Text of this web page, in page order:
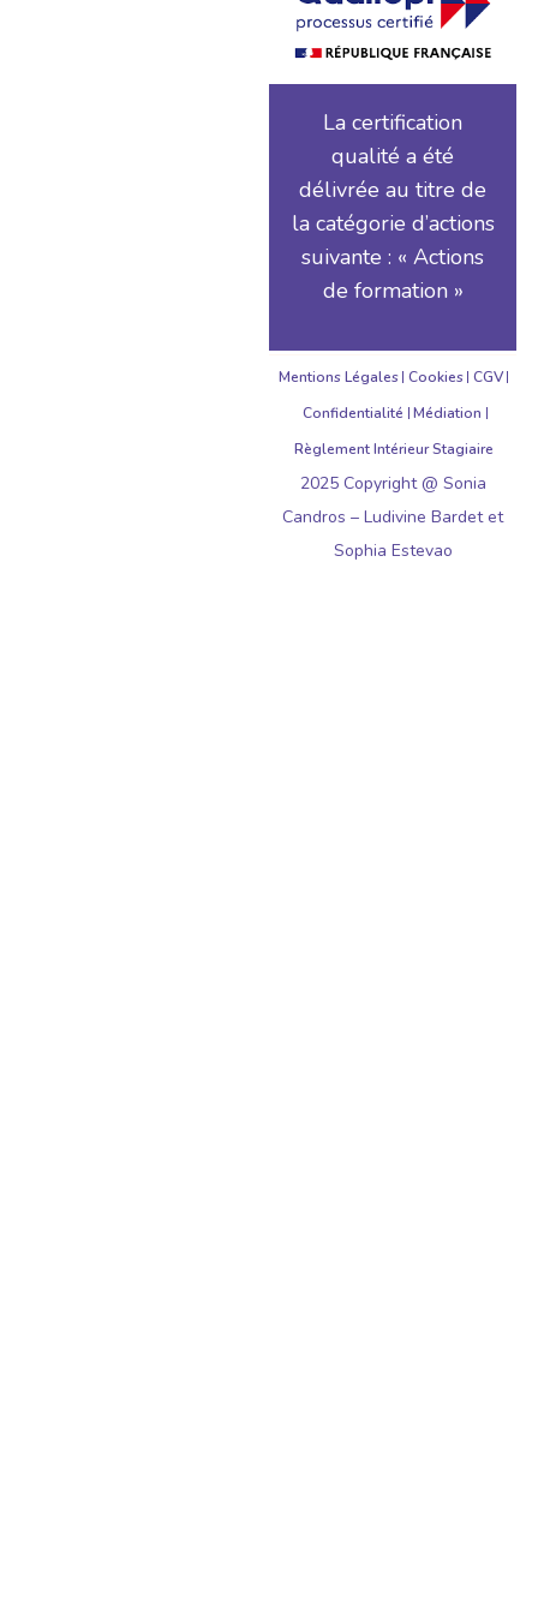
La certification
qualité a été
délivrée au titre de
la catégorie d’actions
suivante : « Actions
de formation »
Mentions Légales Cookies CGV
Confidentialité Médiation
Règlement Intérieur Stagiaire
2025 Copyright @ Sonia
Candros – Ludivine Bardet et
Sophia Estevao